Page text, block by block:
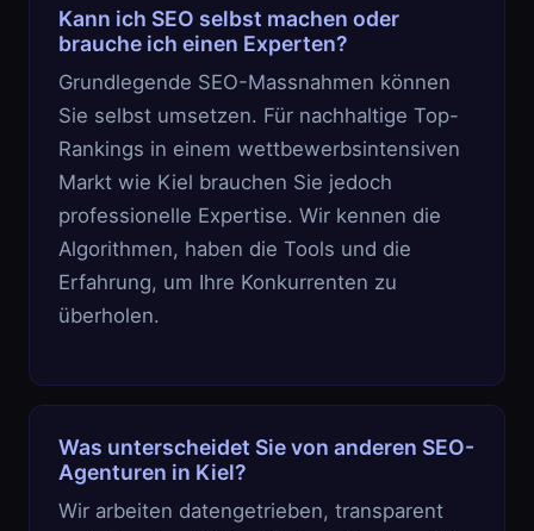
Kann ich SEO selbst machen oder
brauche ich einen Experten?
Grundlegende SEO-Massnahmen können
Sie selbst umsetzen. Für nachhaltige Top-
Rankings in einem wettbewerbsintensiven
Markt wie Kiel brauchen Sie jedoch
professionelle Expertise. Wir kennen die
Algorithmen, haben die Tools und die
Erfahrung, um Ihre Konkurrenten zu
überholen.
Was unterscheidet Sie von anderen SEO-
Agenturen in Kiel?
Wir arbeiten datengetrieben, transparent